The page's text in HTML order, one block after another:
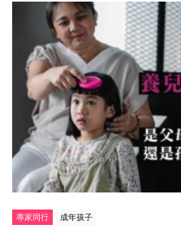
專家同行 成年孩子